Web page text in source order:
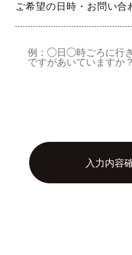
ご希望の日時・お問い合
入力内容